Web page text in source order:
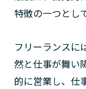
特徴の一つとし
フリーランスに
然と仕事が舞い
的に営業し、仕